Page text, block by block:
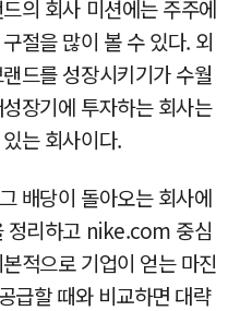
의 회사 미션에는 주주에
절을 많이 볼 수 있다. 외
드를 성장시키기가 수월
장기에 투자하는 회사는
는 회사이다.
배당이 돌아오는 회사에
정리하고 nike.com 중심
적으로 기업이 얻는 마진
급할 때와 비교하면 대략